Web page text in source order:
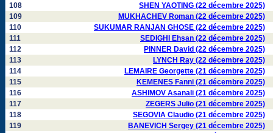
108
SHEN YAOTING (22 décembre 2025)
109
MUKHACHEV Roman (22 décembre 2025)
110
SUKUMAR RANJAN GHOSE (22 décembre 2025)
111
SEDIGHI Ehsan (22 décembre 2025)
112
PINNER David (22 décembre 2025)
113
LYNCH Ray (22 décembre 2025)
114
LEMAIRE Georgette (21 décembre 2025)
115
KEMENES Fanni (21 décembre 2025)
116
ASHIMOV Asanali (21 décembre 2025)
117
ZEGERS Julio (21 décembre 2025)
118
SEGOVIA Claudio (21 décembre 2025)
119
BANEVICH Sergey (21 décembre 2025)